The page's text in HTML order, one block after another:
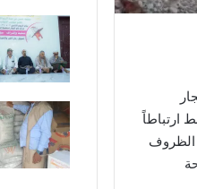
ارتباطاً
الظروف